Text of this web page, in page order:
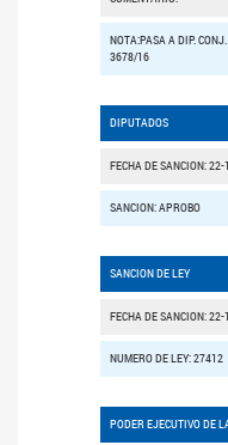
NOTA:PASA A DIP.
3678/16
DIPUTADOS
FECHA DE SANCION:
SANCION: APROBO
SANCION DE LEY
FECHA DE SANCION:
NUMERO DE LEY: 27412
PODER EJECUTIVO DE